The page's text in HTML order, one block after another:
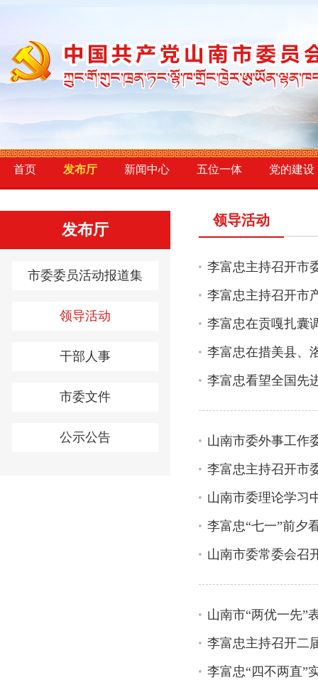
首页 发布厅 新闻中心 五位一体 党的建设
发布厅
市委委员活动报道集
领导活动
干部人事
市委文件
公示公告
领导活动
李富忠主持召开市
李富忠主持召开市
李富忠在贡嘎扎囊
李富忠看望全国先
山南市委外事工作
李富忠主持召开市
山南市委理论学习
李富忠“七一”前夕
山南市委常委会召
山南市“两优一先”
李富忠主持召开二
李富忠“四不两直”